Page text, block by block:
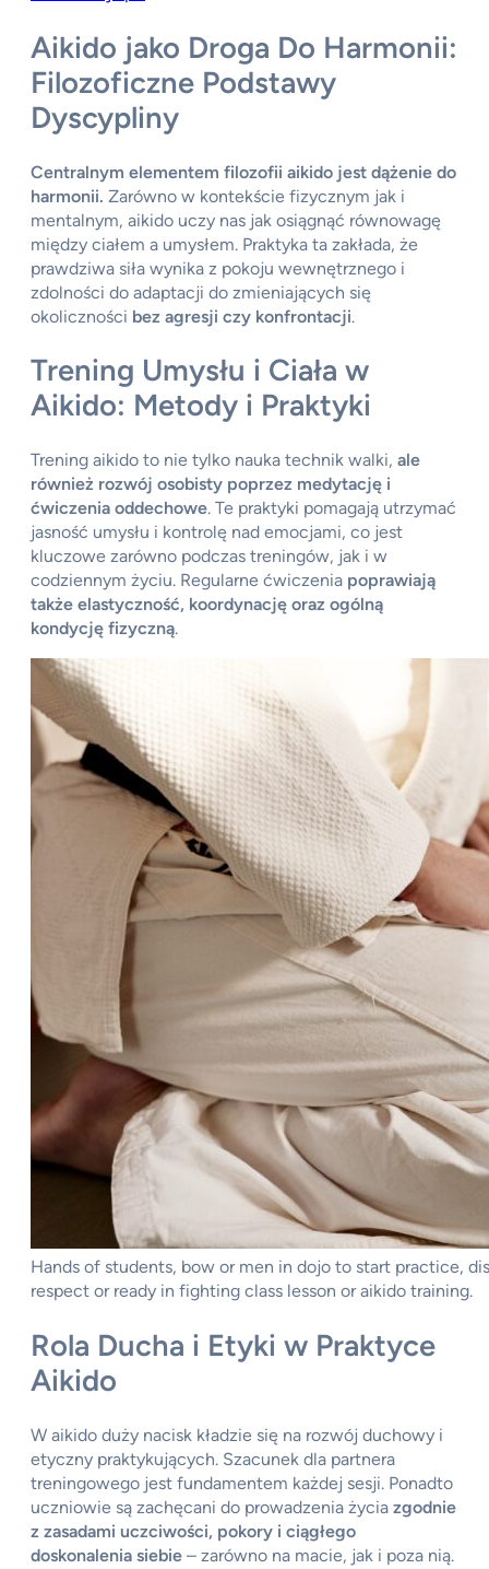
Aikido jako Droga Do Harmonii:
Filozoficzne Podstawy
Dyscypliny
Centralnym elementem filozofii aikido jest dążenie do
harmonii. Zarówno w kontekście fizycznym jak i
mentalnym, aikido uczy nas jak osiągnąć równowagę
między ciałem a umysłem. Praktyka ta zakłada, że
prawdziwa siła wynika z pokoju wewnętrznego i
zdolności do adaptacji do zmieniających się
okoliczności bez agresji czy konfrontacji.
Trening Umysłu i Ciała w
Aikido: Metody i Praktyki
Trening aikido to nie tylko nauka technik walki, ale
również rozwój osobisty poprzez medytację i
ćwiczenia oddechowe. Te praktyki pomagają utrzymać
jasność umysłu i kontrolę nad emocjami, co jest
kluczowe zarówno podczas treningów, jak i w
codziennym życiu. Regularne ćwiczenia poprawiają
także elastyczność, koordynację oraz ogólną
kondycję fizyczną.
Hands of students, bow or men in dojo to start practice,
respect or ready in fighting class lesson or aikido training.
Rola Ducha i Etyki w Praktyce
Aikido
W aikido duży nacisk kładzie się na rozwój duchowy i
etyczny praktykujących. Szacunek dla partnera
treningowego jest fundamentem każdej sesji. Ponadto
uczniowie są zachęcani do prowadzenia życia zgodnie
z zasadami uczciwości, pokory i ciągłego
doskonalenia siebie – zarówno na macie, jak i poza nią.